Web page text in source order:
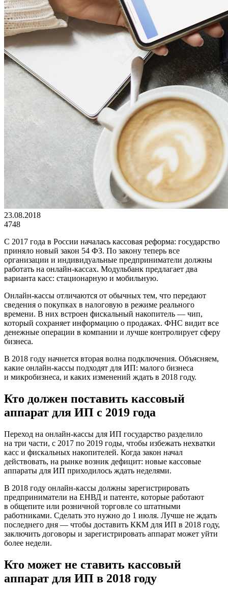
23.08.2018
4748
С 2017 года в России началась кассовая реформа: государство
приняло новый закон 54 ФЗ. По закону теперь все
организации и индивидуальные предприниматели должны
работать на онлайн-кассах. Модульбанк предлагает два
варианта касс: стационарную и мобильную.
Онлайн-кассы отличаются от обычных тем, что передают
сведения о покупках в налоговую в режиме реального
времени. В них встроен фискальный накопитель — чип,
который сохраняет информацию о продажах. ФНС видит все
денежные операции в компании и лучше контролирует сферу
бизнеса.
В 2018 году начнется вторая волна подключения. Объясняем,
какие онлайн-кассы подходят для ИП: малого бизнеса
и микробизнеса, и каких изменений ждать в 2018 году.
Кто должен поставить кассовый
аппарат для ИП с 2019 года
Переход на онлайн-кассы для ИП государство разделило
на три части, с 2017 по 2019 годы, чтобы избежать нехватки
касс и фискальных накопителей. Когда закон начал
действовать, на рынке возник дефицит: новые кассовые
аппараты для ИП приходилось ждать неделями.
В 2018 году онлайн-кассы должны зарегистрировать
предприниматели на ЕНВД и патенте, которые работают
в общепите или розничной торговле со штатными
работниками. Сделать это нужно до 1 июля. Лучше не ждать
последнего дня — чтобы доставить ККМ для ИП в 2018 году,
заключить договоры и зарегистрировать аппарат может уйти
более недели.
Кто может не ставить кассовый
аппарат для ИП в 2018 году